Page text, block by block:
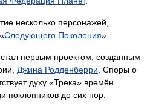
несколько персонажей,
Следующего Поколения».
первым проектом, созданным
Джина Родденберри. Споры о
духу «Трека» времён
поклонников до сих пор.